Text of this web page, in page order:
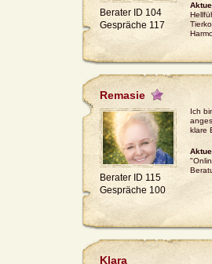
Berater ID 104
Gespräche 117
Remasie
Ich
klare
Berater ID 115
Gespräche 100
Klara